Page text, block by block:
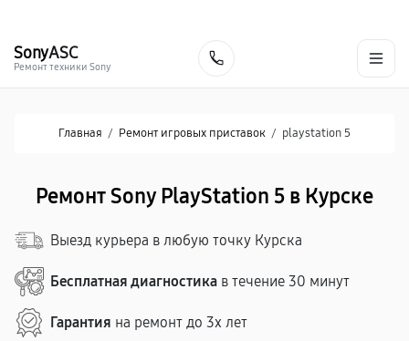
SonyASC
Ремонт техники Sony
Главная / Ремонт игровых приставок / playstation 5
Ремонт Sony PlayStation 5 в Курске
Выезд курьера в любую точку Курска
Бесплатная диагностика в течение 30 минут
Гарантия на ремонт до 3х лет